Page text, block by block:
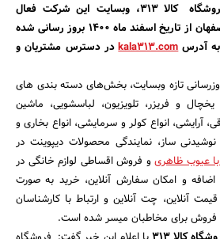
به گزارش روابط عمومی فروشگاه کالا 313، وبسایت این شرکت فعال
در فروش لوازم خانگی در اصفهان از تاریخ اسفند ماه 1400 بروز رسانی شده
به آدرسkala313.comدر دسترس مشتریان و
تازه وبسایت، بخش‌های دسته بندی های
و فریزر، تلویزیون، لباسشویی، ماشین
آرایشی، انواع کولر و سرمایشی، انواع بخاری و
ساز، نمایندگی محصولات دیپوینت در
عیوب ظاهریو فروش اقساطی لوازم خانگی در
و امکان سفارش آنلاین، خرید به صورت
آنلاین، چت آنلاین و ارتباط با کارشناسان
برای مخاطبان میسر شده است.